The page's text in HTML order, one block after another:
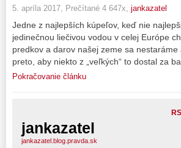
5. apríla 2017, Prečítané 4 647x, jankazatel
Jedne z najlepších kúpeľov, keď nie
jedinečnou liečivou vodou v celej Európe
predkov a darov našej zeme sa
preto, aby niekto z „veľkých“ to dostal za
Pokračovanie článku
jankazatel
jankazatel.blog.pravda.sk